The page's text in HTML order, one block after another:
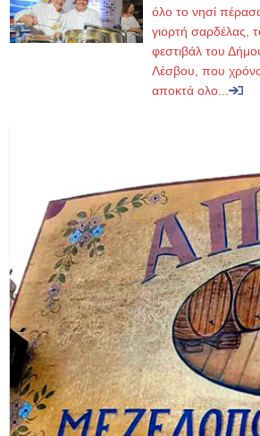
όλο το νησί
γιορτή σαρδέλας,
φεστιβάλ του
Λέσβου, που
αποκτά ολο...